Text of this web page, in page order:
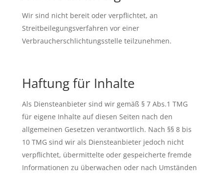
Wir sind nicht bereit oder verpflichtet, an
Streitbeilegungsverfahren vor einer
Verbraucherschlichtungsstelle teilzunehmen.
Haftung für Inhalte
Als Diensteanbieter sind wir gemäß § 7 Abs.1 TMG
für eigene Inhalte auf diesen Seiten nach den
allgemeinen Gesetzen verantwortlich. Nach §§ 8 bis
10 TMG sind wir als Diensteanbieter jedoch nicht
verpflichtet, übermittelte oder gespeicherte fremde
Informationen zu überwachen oder nach Umständen